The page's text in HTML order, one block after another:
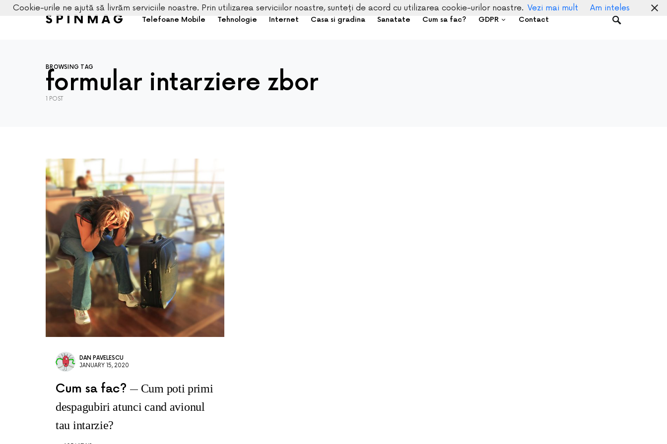
SPINMAG Telefoane Mobile Tehnologie Internet Casa si gradina Sanatate Cum sa fac? GDPR Contact
BROWSING TAG
formular intarziere zbor
1 POST
DAN PAVELESCU
JANUARY 15, 2020
Cum sa fac?
Cum poti primi
despagubiri atunci cand avionul
tau intarzie?
Cookie-urile ne ajută să livrăm serviciile noastre. Prin utilizarea serviciilor noastre, sunteți de acord cu utilizarea cookie-urilor noastre. Vezi mai mult Am inteles